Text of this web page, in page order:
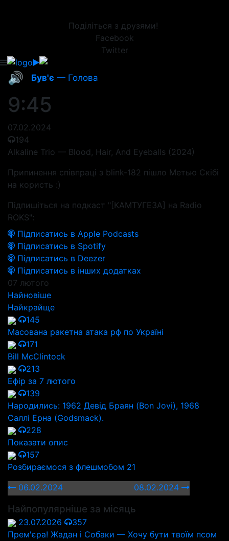
Поділіться з друзями!
Facebook
Twitter
🔊 Був'є — Голова
9:45
07.02.2024
194
Alkaline Trio — Blood, Hair, And Eyeballs (2024)
Припинення співпраці з blink-182 пішло Метью Скібі
на користь :)
Підпишіться на подкаст "[КАМТУГЕЗА] на Radio
ROKS":
Підписатись в Apple Podcasts
Підписатись в Spotify
Підписатись в Deezer
Підписатись в інших додатках
07 лютого
Найновіше
Найкрайще
145
Масована ракетна атака рф по Україні
171
Bill McClintock
213
Ефір за 7 лютого
139
Народились: 1962 Девід Браян (Bon Jovi), 1968
Саллі Ерна (Godsmack).
228
Показати опис
157
Розбираємося з флешмобом 21
06.02.2024
08.02.2024
Найпопулярніше за місяць
23.07.2026
357
Прем'єра! Жадан і Собаки — Хочу бути твоїм псом